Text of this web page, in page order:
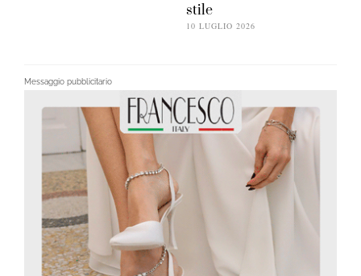
stile
10 LUGLIO 2026
Messaggio pubblicitario